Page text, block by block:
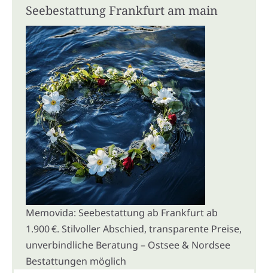
Seebestattung Frankfurt am main
Memovida: Seebestattung ab Frankfurt ab
1.900 €. Stilvoller Abschied, transparente Preise,
unverbindliche Beratung – Ostsee & Nordsee
Bestattungen möglich